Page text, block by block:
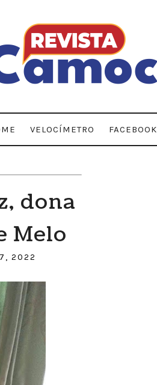
VELOCÍMETRO FACEBOOK
dona
Melo
2022